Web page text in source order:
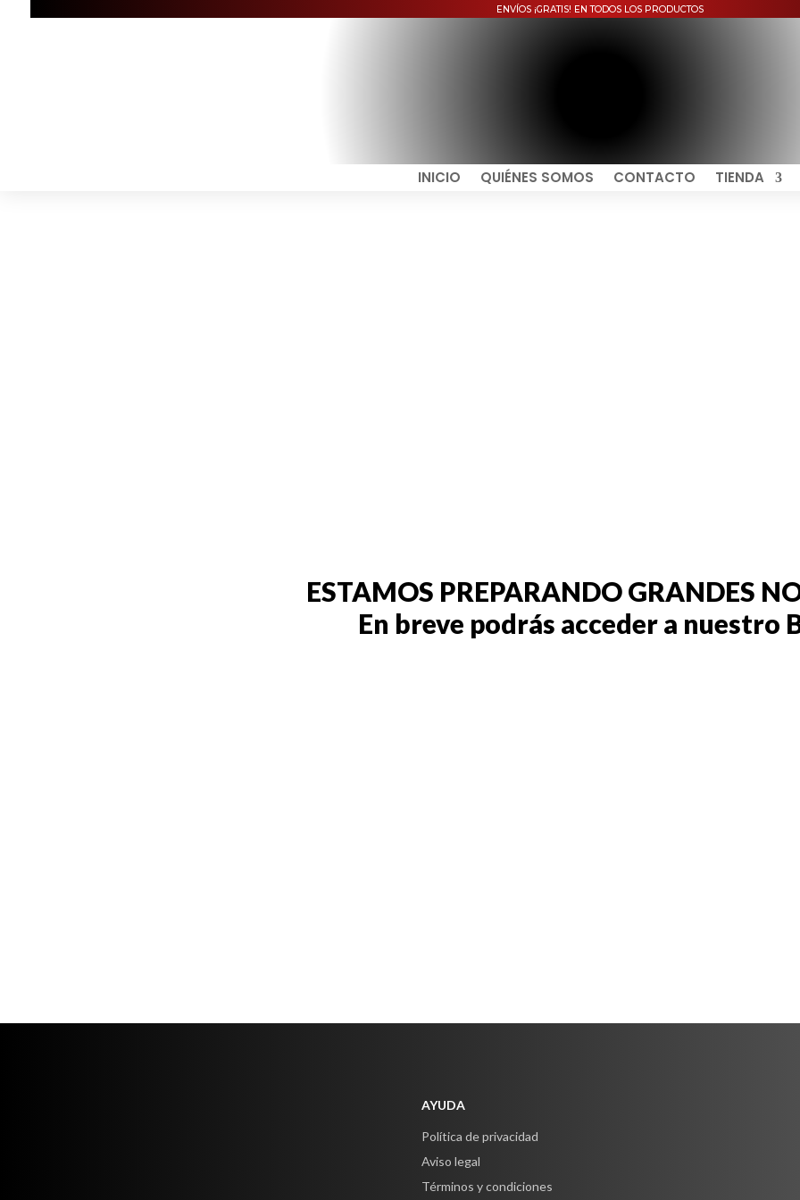
ENVÍOS ¡GRATIS! EN TODOS LOS PRODUCTOS
INICIO QUIÉNES SOMOS CONTACTO TIENDA
ESTAMOS PREPARANDO GRANDES
En breve podrás acceder a nuestro
AYUDA
Política de privacidad
Aviso legal
Términos y condiciones